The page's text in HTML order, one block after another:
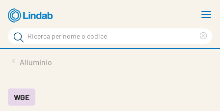
Log
visionare
Cerca
Cerca
Su Lindab
Alluminio
WGE